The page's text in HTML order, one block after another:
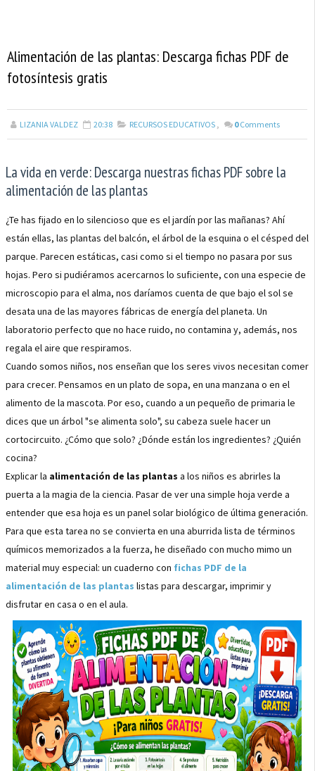
Alimentación de las plantas: Descarga fichas PDF de
fotosíntesis gratis
LIZANIA VALDEZ 20:38 RECURSOS EDUCATIVOS , 0 Comments
La vida en verde: Descarga nuestras fichas PDF sobre la
alimentación de las plantas
¿Te has fijado en lo silencioso que es el jardín por las mañanas? Ahí
están ellas, las plantas del balcón, el árbol de la esquina o el césped del
parque. Parecen estáticas, casi como si el tiempo no pasara por sus
hojas. Pero si pudiéramos acercarnos lo suficiente, con una especie de
microscopio para el alma, nos daríamos cuenta de que bajo el sol se
desata una de las mayores fábricas de energía del planeta. Un
laboratorio perfecto que no hace ruido, no contamina y, además, nos
regala el aire que respiramos.
Cuando somos niños, nos enseñan que los seres vivos necesitan comer
para crecer. Pensamos en un plato de sopa, en una manzana o en el
alimento de la mascota. Por eso, cuando a un pequeño de primaria le
dices que un árbol "se alimenta solo", su cabeza suele hacer un
cortocircuito. ¿Cómo que solo? ¿Dónde están los ingredientes? ¿Quién
cocina?
Explicar la alimentación de las plantas a los niños es abrirles la
puerta a la magia de la ciencia. Pasar de ver una simple hoja verde a
entender que esa hoja es un panel solar biológico de última generación.
Para que esta tarea no se convierta en una aburrida lista de términos
químicos memorizados a la fuerza, he diseñado con mucho mimo un
material muy especial: un cuaderno con fichas PDF de la
alimentación de las plantas listas para descargar, imprimir y
disfrutar en casa o en el aula.